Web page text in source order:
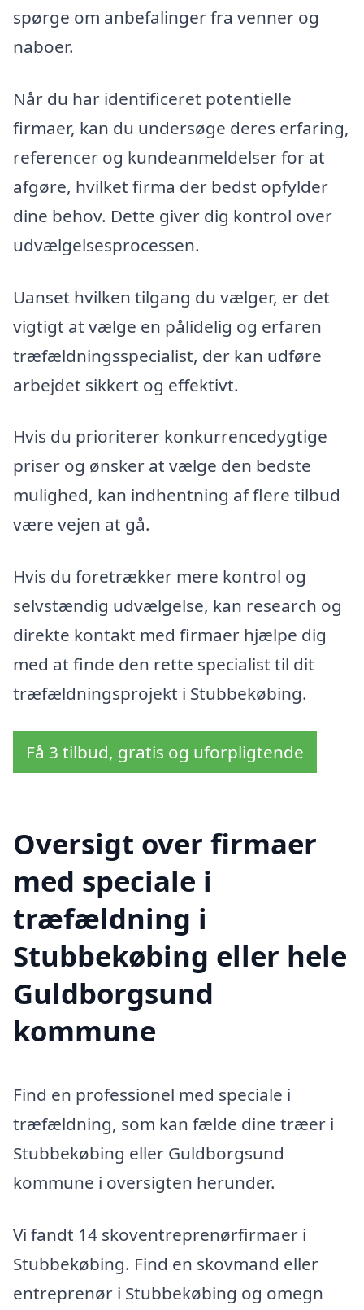
spørge om anbefalinger fra venner og
naboer.
Når du har identificeret potentielle
firmaer, kan du undersøge deres erfaring,
referencer og kundeanmeldelser for at
afgøre, hvilket firma der bedst opfylder
dine behov. Dette giver dig kontrol over
udvælgelsesprocessen.
Uanset hvilken tilgang du vælger, er det
vigtigt at vælge en pålidelig og erfaren
træfældningsspecialist, der kan udføre
arbejdet sikkert og effektivt.
Hvis du prioriterer konkurrencedygtige
priser og ønsker at vælge den bedste
mulighed, kan indhentning af flere tilbud
være vejen at gå.
Hvis du foretrækker mere kontrol og
selvstændig udvælgelse, kan research og
direkte kontakt med firmaer hjælpe dig
med at finde den rette specialist til dit
træfældningsprojekt i Stubbekøbing.
Få 3 tilbud, gratis og uforpligtende
Oversigt over firmaer
med speciale i
træfældning i
Stubbekøbing eller hele
Guldborgsund
kommune
Find en professionel med speciale i
træfældning, som kan fælde dine træer i
Stubbekøbing eller Guldborgsund
kommune i oversigten herunder.
Vi fandt 14 skoventreprenørfirmaer i
Stubbekøbing. Find en skovmand eller
entreprenør i Stubbekøbing og omegn